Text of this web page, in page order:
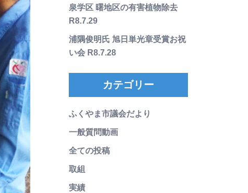
泉学区 曙地区の有害植物除去
R8.7.29
浦隅俊明氏 旭日単光章受賞お祝
い会 R8.7.28
カテゴリー
ふくやま市議会だより
一般質問動画
全ての投稿
取組
実績